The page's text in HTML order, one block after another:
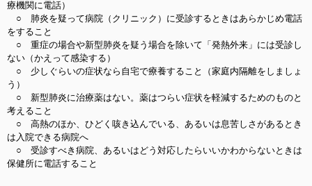
療機関に電話）
○ 肺炎を疑って病院（クリニック）に受診するときはあらかじめ電話
をすること
○ 重症の場合や新型肺炎を疑う場合を除いて「発熱外来」には受診し
ない（かえって感染する）
○ 少しぐらいの症状なら自宅で療養すること（家庭内隔離をしましょ
う）
○ 新型肺炎に治療薬はない。薬はつらい症状を軽減するためのものと
考えること
○ 高熱のほか、ひどく咳き込んでいる、あるいは息苦しさがあるとき
は入院できる病院へ
○ 受診すべき病院、あるいはどう対応したらいいかわからないときは
保健所に電話すること